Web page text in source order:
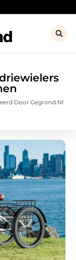
Door Gegrond.nl